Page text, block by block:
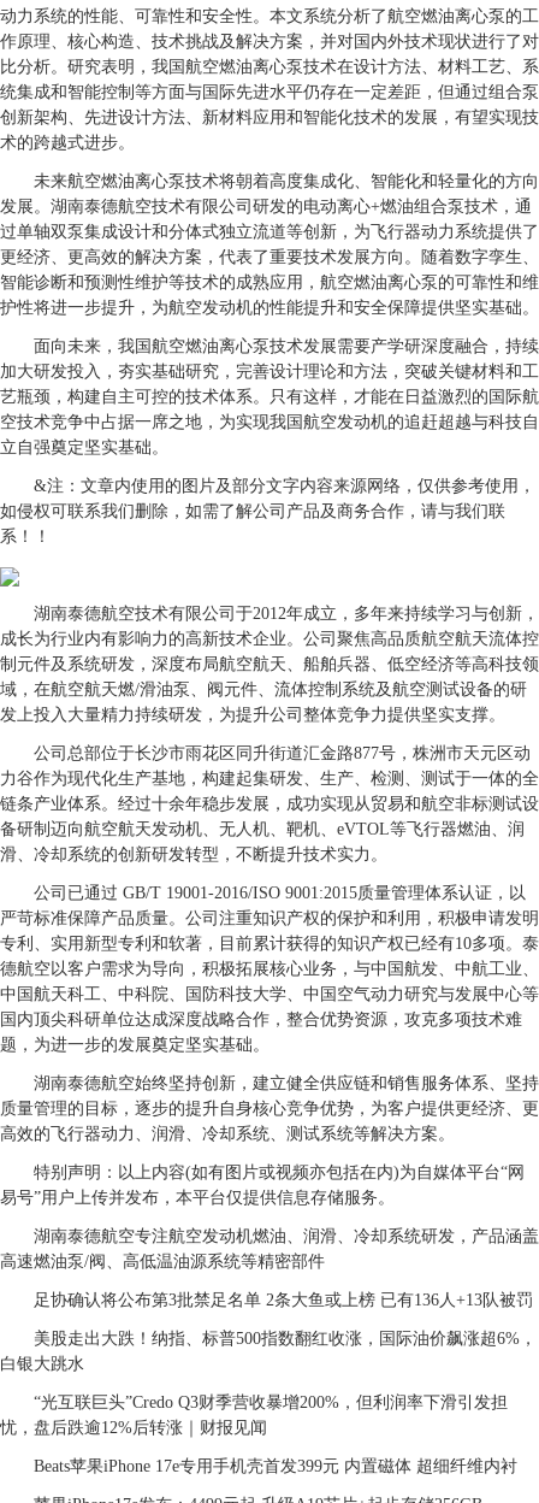
动力系统的性能、可靠性和安全性。本文系统分析了航空燃油离心泵的工
作原理、核心构造、技术挑战及解决方案，并对国内外技术现状进行了对
比分析。研究表明，我国航空燃油离心泵技术在设计方法、材料工艺、系
统集成和智能控制等方面与国际先进水平仍存在一定差距，但通过组合泵
创新架构、先进设计方法、新材料应用和智能化技术的发展，有望实现技
术的跨越式进步。
未来航空燃油离心泵技术将朝着高度集成化、智能化和轻量化的方向
发展。湖南泰德航空技术有限公司研发的电动离心+燃油组合泵技术，通
过单轴双泵集成设计和分体式独立流道等创新，为飞行器动力系统提供了
更经济、更高效的解决方案，代表了重要技术发展方向。随着数字孪生、
智能诊断和预测性维护等技术的成熟应用，航空燃油离心泵的可靠性和维
护性将进一步提升，为航空发动机的性能提升和安全保障提供坚实基础。
面向未来，我国航空燃油离心泵技术发展需要产学研深度融合，持续
加大研发投入，夯实基础研究，完善设计理论和方法，突破关键材料和工
艺瓶颈，构建自主可控的技术体系。只有这样，才能在日益激烈的国际航
空技术竞争中占据一席之地，为实现我国航空发动机的追赶超越与科技自
立自强奠定坚实基础。
&注：文章内使用的图片及部分文字内容来源网络，仅供参考使用，
如侵权可联系我们删除，如需了解公司产品及商务合作，请与我们联
系！！
湖南泰德航空技术有限公司于2012年成立，多年来持续学习与创新，
成长为行业内有影响力的高新技术企业。公司聚焦高品质航空航天流体控
制元件及系统研发，深度布局航空航天、船舶兵器、低空经济等高科技领
域，在航空航天燃/滑油泵、阀元件、流体控制系统及航空测试设备的研
发上投入大量精力持续研发，为提升公司整体竞争力提供坚实支撑。
公司总部位于长沙市雨花区同升街道汇金路877号，株洲市天元区动
力谷作为现代化生产基地，构建起集研发、生产、检测、测试于一体的全
链条产业体系。经过十余年稳步发展，成功实现从贸易和航空非标测试设
备研制迈向航空航天发动机、无人机、靶机、eVTOL等飞行器燃油、润
滑、冷却系统的创新研发转型，不断提升技术实力。
公司已通过 GB/T 19001-2016/ISO 9001:2015质量管理体系认证，以
严苛标准保障产品质量。公司注重知识产权的保护和利用，积极申请发明
专利、实用新型专利和软著，目前累计获得的知识产权已经有10多项。泰
德航空以客户需求为导向，积极拓展核心业务，与中国航发、中航工业、
中国航天科工、中科院、国防科技大学、中国空气动力研究与发展中心等
国内顶尖科研单位达成深度战略合作，整合优势资源，攻克多项技术难
题，为进一步的发展奠定坚实基础。
湖南泰德航空始终坚持创新，建立健全供应链和销售服务体系、坚持
质量管理的目标，逐步的提升自身核心竞争优势，为客户提供更经济、更
高效的飞行器动力、润滑、冷却系统、测试系统等解决方案。
特别声明：以上内容(如有图片或视频亦包括在内)为自媒体平台“网
易号”用户上传并发布，本平台仅提供信息存储服务。
湖南泰德航空专注航空发动机燃油、润滑、冷却系统研发，产品涵盖
高速燃油泵/阀、高低温油源系统等精密部件
足协确认将公布第3批禁足名单 2条大鱼或上榜 已有136人+13队被罚
美股走出大跌！纳指、标普500指数翻红收涨，国际油价飙涨超6%，
白银大跳水
“光互联巨头”Credo Q3财季营收暴增200%，但利润率下滑引发担
忧，盘后跌逾12%后转涨｜财报见闻
Beats苹果iPhone 17e专用手机壳首发399元 内置磁体 超细纤维内衬